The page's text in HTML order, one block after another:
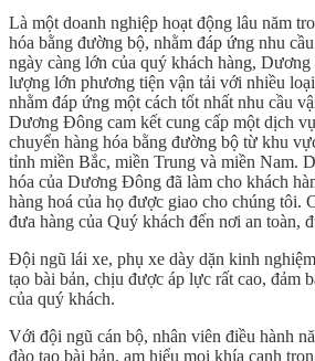
Là một doanh nghiệp hoạt động lâu năm
hóa bằng đường bộ, nhằm đáp ứng nhu
ngày càng lớn của quý khách hàng,
lượng lớn phương tiện vận tải với nhiều
nhằm đáp ứng một cách tốt nhất nhu cầu
Dương Đông cam kết cung cấp một dịch
chuyển hàng hóa bằng đường bộ từ khu
tỉnh miền Bắc, miền Trung và miền Nam.
hóa của Dương Đông đã làm cho khách
hàng hoá của họ được giao cho chúng tôi.
đưa hàng của Quý khách đến nơi an toàn,
Đội ngũ lái xe, phụ xe dày dặn kinh
tạo bài bản, chịu được áp lực rất cao, đảm
của quý khách.
Với đội ngũ cán bộ, nhân viên điều hành
đào tạo bài bản, am hiểu mọi khía cạnh